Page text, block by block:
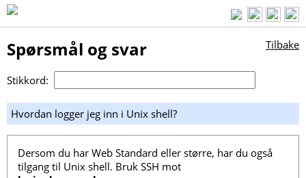
Spørsmål og svar Tilbake
Stikkord:
Hvordan logger jeg inn i Unix shell?
Dersom du har Web Standard eller større, har du også
tilgang til Unix shell. Bruk SSH mot